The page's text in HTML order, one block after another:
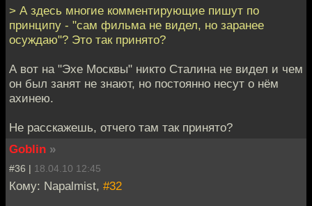
> А здесь многие комментирующие пишут по
принципу - "сам фильма не видел, но заранее
осуждаю"? Это так принято?
А вот на "Эхе Москвы" никто Сталина не видел и чем
он был занят не знают, но постоянно несут о нём
ахинею.
Не расскажешь, отчего там так принято?
Goblin »
#36 | 18.04.10 12:45
Кому: Napalmist, #32